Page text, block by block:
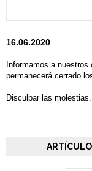
16.06.2020
Informamos a
permanecerá cerrado
Disculpar las molestias.